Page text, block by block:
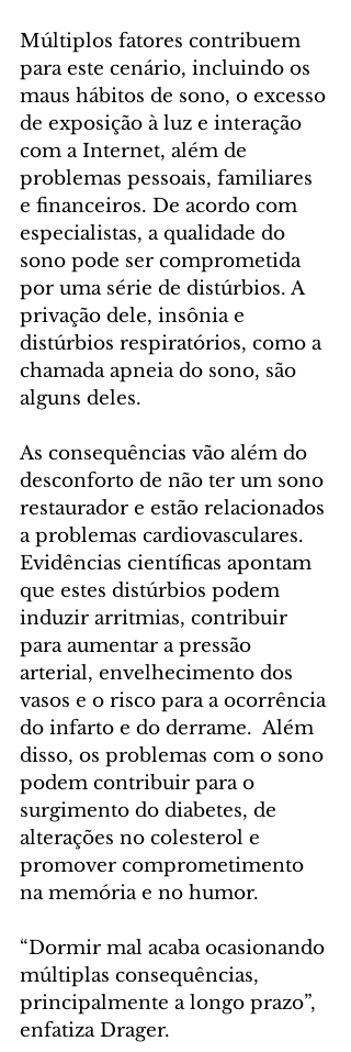
Múltiplos fatores contribuem
para este cenário, incluindo os
maus hábitos de sono, o excesso
de exposição à luz e interação
com a Internet, além de
problemas pessoais, familiares
e financeiros. De acordo com
especialistas, a qualidade do
sono pode ser comprometida
por uma série de distúrbios. A
privação dele, insônia e
distúrbios respiratórios, como a
chamada apneia do sono, são
alguns deles.
As consequências vão além do
desconforto de não ter um sono
restaurador e estão relacionados
a problemas cardiovasculares.
Evidências científicas apontam
que estes distúrbios podem
induzir arritmias, contribuir
para aumentar a pressão
arterial, envelhecimento dos
vasos e o risco para a ocorrência
do infarto e do derrame.  Além
disso, os problemas com o sono
podem contribuir para o
surgimento do diabetes, de
alterações no colesterol e
promover comprometimento
na memória e no humor.
“Dormir mal acaba ocasionando
múltiplas consequências,
principalmente a longo prazo”,
enfatiza Drager.